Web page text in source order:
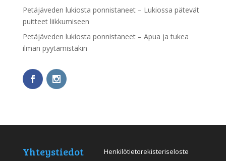
Petäjäveden lukiosta ponnistaneet – Lukiossa pätevät
puitteet liikkumiseen
Petäjäveden lukiosta ponnistaneet – Apua ja tukea
ilman pyytämistäkin
Yhteystiedot Henkilötietorekisteriseloste